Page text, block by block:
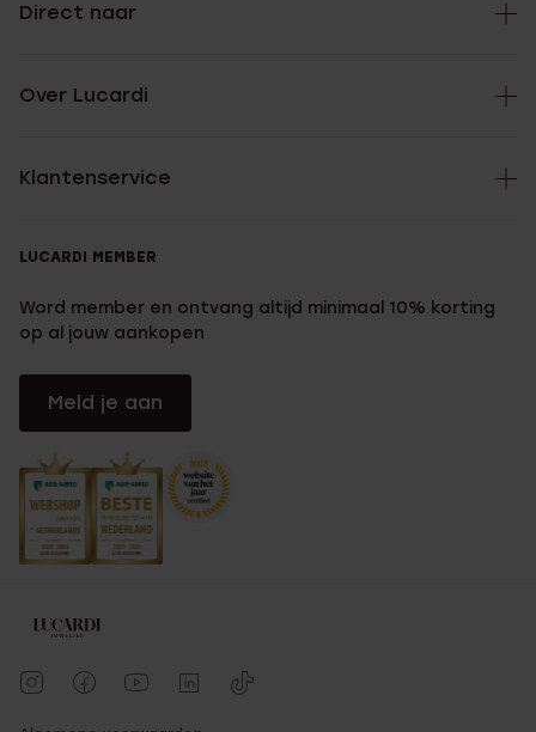
Direct naar
Over Lucardi
Klantenservice
LUCARDI MEMBER
Word member en ontvang altijd minimaal 10% korting
op al jouw aankopen
Meld je aan